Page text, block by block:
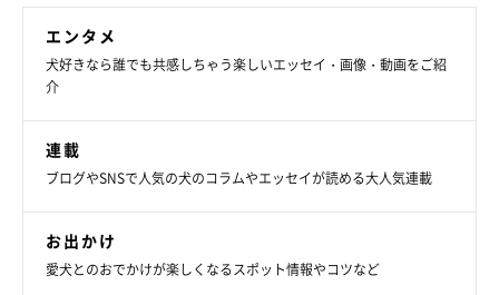
エンタメ
犬好きなら誰でも共感しちゃう楽しいエッセイ・画像・動画をご紹
介
連載
ブログやSNSで人気の犬のコラムやエッセイが読める大人気連載
お出かけ
愛犬とのおでかけが楽しくなるスポット情報やコツなど